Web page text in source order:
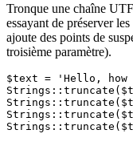
Tronque une chaîne
essayant de préserver
ajoute des points de
troisième paramètre).
$text = 'Hello, how